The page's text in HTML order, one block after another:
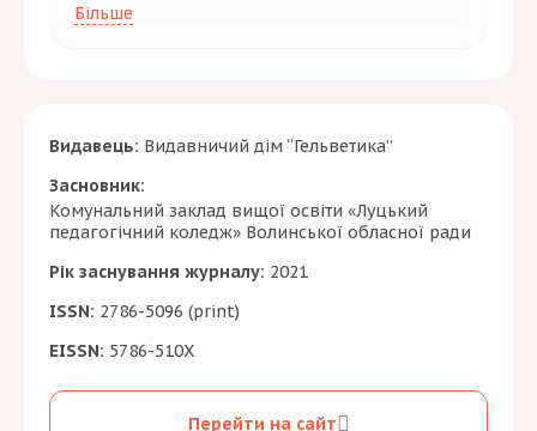
Видавець: Видавничий дім “Гельветика”
Засновник:
Комунальний заклад вищої освіти «Луцький
педагогічний коледж» Волинської обласної ради
Рік заснування журналу: 2021
ISSN: 2786-5096 (print)
EISSN: 5786-510X
Перейти на сайт
Редакція приймає до безоплатного
академічної доброчесності.
Разом зі статтею здобувачі третього рівня
вищої освіти (аспіранти) бюджетної форми
навчання подають довідку з відділу
аспірантури, що підтверджує їх навчання за
бюджетною формою. Довідка має бути
завірена підписом начальника відділу
аспірантури та печаткою цього відділу.
За бажанням автор статті може замовити
Більше